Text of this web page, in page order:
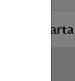
Karta